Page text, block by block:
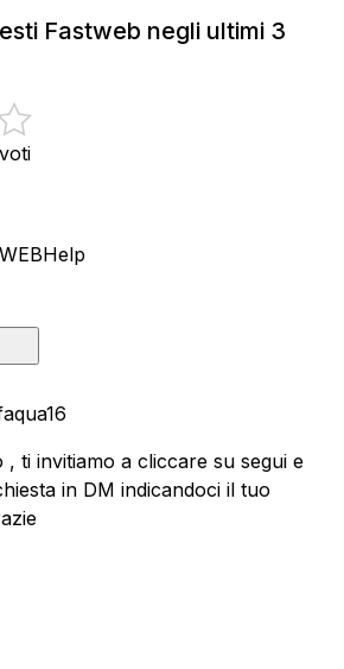
Fastweb negli ultimi 3
, ti invitiamo a cliccare su segui e
in DM indicandoci il tuo